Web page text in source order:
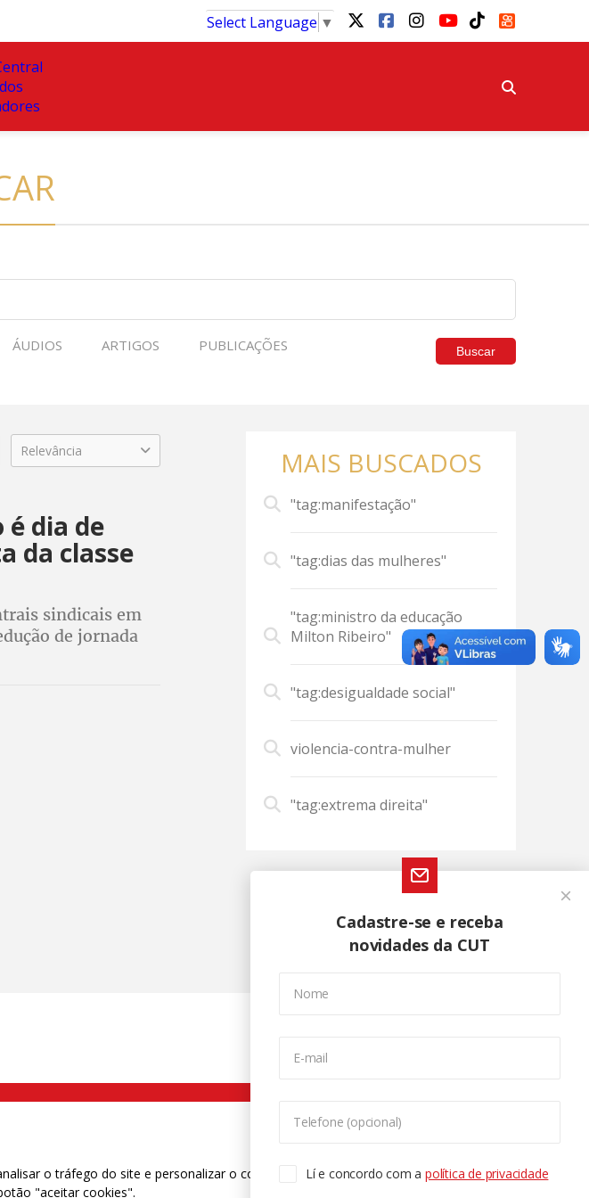
Select Language ▼
ÁUDIOS ARTIGOS PUBLICAÇÕES Buscar
Relevância
é dia de
da classe
sindicais em
de jornada
MAIS BUSCADOS
"tag:manifestação"
"tag:dias das mulheres"
"tag:ministro da educação
Milton Ribeiro"
"tag:desigualdade social"
violencia-contra-mulher
"tag:extrema direita"
Cadastre-se e receba
novidades da CUT
Nome
E-mail
Telefone (opcional)
Lí e concordo com apolítica de privacidade
9200 - Fax (11) 2108 9310
o tráfego do site e personalizar o conteúdo. Para saber mais
"aceitar cookies".